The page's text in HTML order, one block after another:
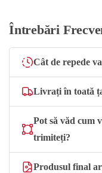
Întrebări
Cât de repede
Livrați în toată
Pot să văd cum
trimiteți?
Produsul final